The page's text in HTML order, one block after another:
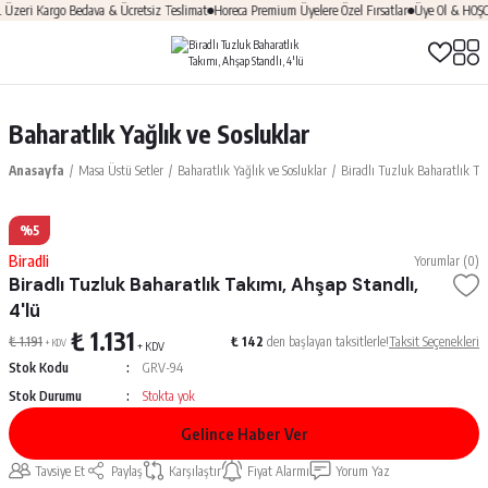
Kargo Bedava & Ücretsiz Teslimat Horeca Premium Üyelere Özel Fırsatlar Üye Ol &
Baharatlık Yağlık ve Sosluklar
Anasayfa Masa Üstü Setler Baharatlık Yağlık ve Sosluklar Biradlı Tuzluk Baharatlık
%5
Biradli Yorumlar (0)
Biradlı Tuzluk Baharatlık Takımı, Ahşap Standlı,
4'lü
₺ 1.191 + KDV ₺ 1.131 + KDV ₺ 142 den başlayan taksitlerle!Taksit Seçenekleri
Stok Kodu
GRV-94
Stok Durumu
Stokta yok
Gelince Haber Ver
Tavsiye Et Paylaş Karşılaştır Fiyat Alarmı Yorum Yaz